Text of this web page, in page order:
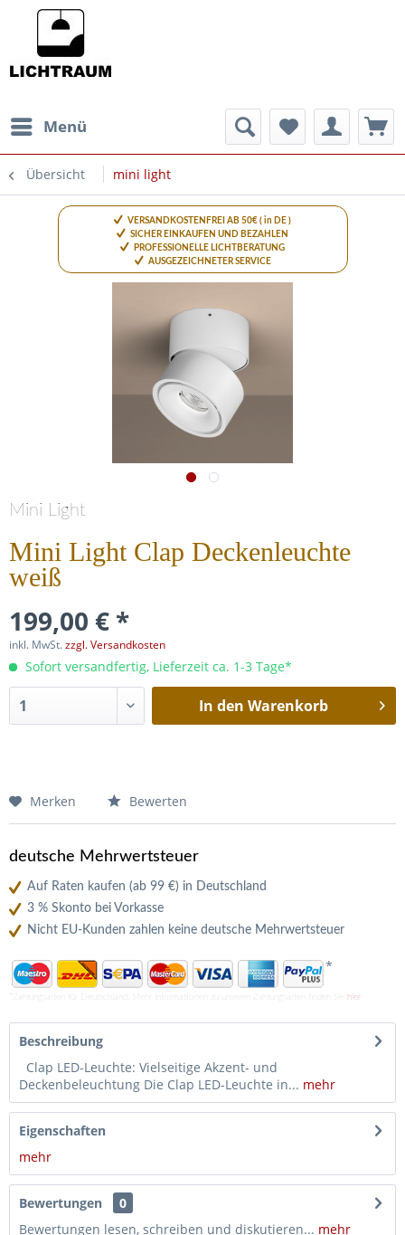
Menü
Übersicht mini light
VERSANDKOSTENFREI AB 50€ ( in DE )
SICHER EINKAUFEN UND BEZAHLEN
PROFESSIONELLE LICHTBERATUNG
AUSGEZEICHNETER SERVICE
Mini Light
Mini Light Clap Deckenleuchte
weiß
199,00 € *
inkl. MwSt.zzgl. Versandkosten
Sofort versandfertig, Lieferzeit ca. 1-3 Tage*
In den Warenkorb
Merken Bewerten
deutsche Mehrwertsteuer
Auf Raten kaufen (ab 99 €) in Deutschland
3 % Skonto bei Vorkasse
Nicht EU-Kunden zahlen keine deutsche Mehrwertsteuer
*
*Zahlungsarten für Deutschland. Mehr Informationen zu unseren Zahlungsarten finden Sie hier
Beschreibung
Clap LED-Leuchte: Vielseitige Akzent- und
Deckenbeleuchtung Die Clap LED-Leuchte in... mehr
Eigenschaften
mehr
Bewertungen
0
Bewertungen lesen, schreiben und diskutieren... mehr